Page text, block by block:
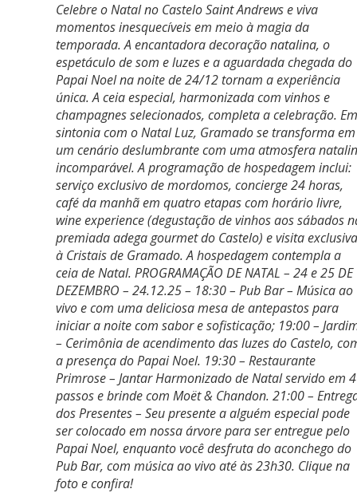
Celebre o Natal no Castelo Saint Andrews e viva
momentos inesquecíveis em meio à magia da
temporada. A encantadora decoração natalina, o
espetáculo de som e luzes e a aguardada chegada do
Papai Noel na noite de 24/12 tornam a experiência
única. A ceia especial, harmonizada com vinhos e
champagnes selecionados, completa a celebração. Em
sintonia com o Natal Luz, Gramado se transforma em
um cenário deslumbrante com uma atmosfera
incomparável. A programação de hospedagem inclui:
serviço exclusivo de mordomos, concierge 24 horas,
café da manhã em quatro etapas com horário livre,
wine experience (degustação de vinhos aos sábados
premiada adega gourmet do Castelo) e visita exclusiva
à Cristais de Gramado. A hospedagem contempla a
ceia de Natal. PROGRAMAÇÃO DE NATAL – 24 e 25 DE
DEZEMBRO – 24.12.25 – 18:30 – Pub Bar – Música ao
vivo e com uma deliciosa mesa de antepastos para
iniciar a noite com sabor e sofisticação; 19:00 –
– Cerimônia de acendimento das luzes do Castelo,
a presença do Papai Noel. 19:30 – Restaurante
Primrose – Jantar Harmonizado de Natal servido em 4
passos e brinde com Moët & Chandon. 21:00 –
dos Presentes – Seu presente a alguém especial pode
ser colocado em nossa árvore para ser entregue pelo
Papai Noel, enquanto você desfruta do aconchego do
Pub Bar, com música ao vivo até às 23h30. Clique na
foto e confira!